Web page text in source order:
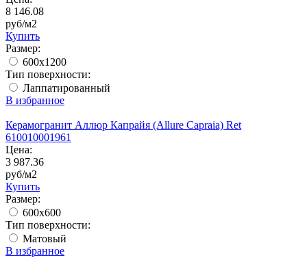
8 146.08
руб/м2
Купить
Размер:
600x1200
Тип поверхности:
Лаппатированный
В избранное
Керамогранит Аллюр Капрайя (Allure Capraia) Ret
610010001961
Цена:
3 987.36
руб/м2
Купить
Размер:
600x600
Тип поверхности:
Матовый
В избранное